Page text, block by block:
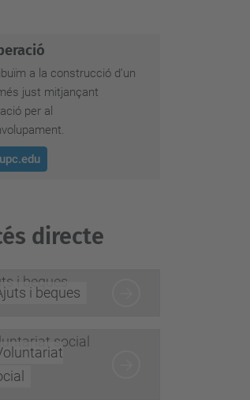
a la construcció d’un
just mitjançant
per al
directe
i beques